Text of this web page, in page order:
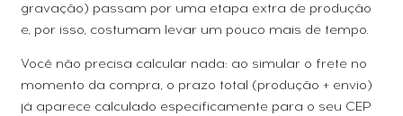
gravação) passam por uma etapa extra de produção
e, por isso, costumam levar um pouco mais de tempo.
Você não precisa calcular nada: ao simular o frete no
momento da compra, o prazo total (produção + envio)
já aparece calculado especificamente para o seu CEP